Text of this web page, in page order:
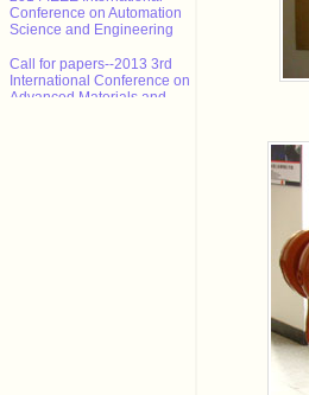
Science and Engineering
International Conference on
Advanced Materials and
Information Technology